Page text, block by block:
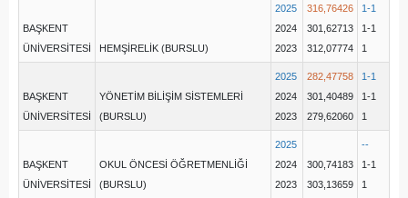
BAŞKENT
ÜNİVERSİTESİ
HEMŞİRELİK (BURSLU)
2025
2024
2023
316,76426
301,62713
312,07774
1-1
1-1
1
BAŞKENT
ÜNİVERSİTESİ
YÖNETİM BİLİŞİM SİSTEMLERİ
(BURSLU)
2025
2024
2023
282,47758
301,40489
279,62060
1-1
1-1
1
BAŞKENT
ÜNİVERSİTESİ
OKUL ÖNCESİ ÖĞRETMENLİĞİ
(BURSLU)
2025
2024
2023
300,74183
303,13659
--
1-1
1